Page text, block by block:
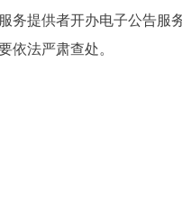
务提供者开办电子公告服
依法严肃查处。